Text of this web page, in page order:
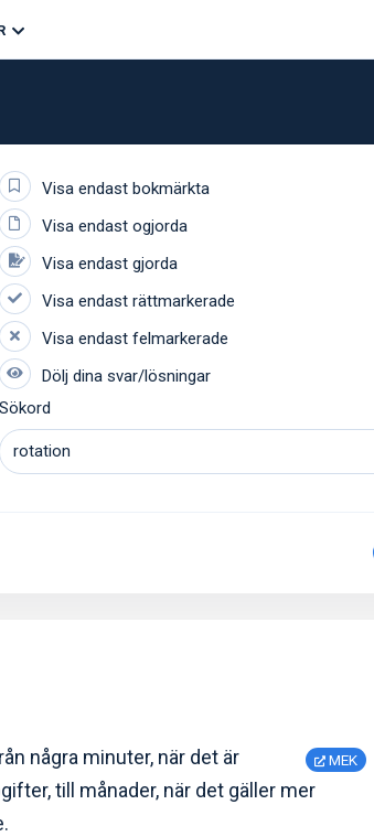
Visa endast bokmärkta
Visa endast ogjorda
Visa endast gjorda
Dölj dina svar/lösningar
Sökord
MEK
några minuter, när det är
till månader, när det gäller mer